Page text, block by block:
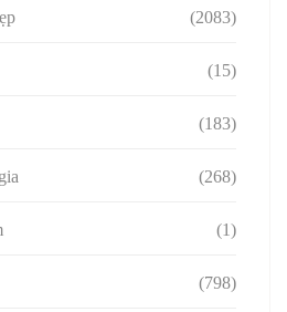
(2083)
(15)
(183)
(268)
(1)
(798)